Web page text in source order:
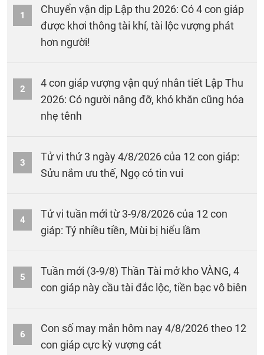
1
Chuyển vận dịp Lập thu 2026: Có 4 con giáp
được khơi thông tài khí, tài lộc vượng phát
hơn người!
2
4 con giáp vượng vận quý nhân tiết Lập Thu
2026: Có người nâng đỡ, khó khăn cũng hóa
nhẹ tênh
3
Tử vi thứ 3 ngày 4/8/2026 của 12 con giáp:
Sửu nắm ưu thế, Ngọ có tin vui
4
Tử vi tuần mới từ 3-9/8/2026 của 12 con
giáp: Tý nhiều tiền, Mùi bị hiểu lầm
5
Tuần mới (3-9/8) Thần Tài mở kho VÀNG, 4
con giáp này cầu tài đắc lộc, tiền bạc vô biên
6
Con số may mắn hôm nay 4/8/2026 theo 12
con giáp cực kỳ vượng cát